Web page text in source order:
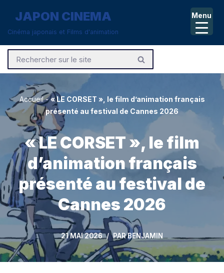
Aller
contenu
JAPON CINEMA
Cinéma japonais et Films d'animation
Accueil-« LE CORSET », le film d’animation français
présenté au festival de Cannes 2026
« LE CORSET », le film
d’animation français
présenté au festival de
Cannes 2026
21 MAI 2026 PARBENJAMIN
Menu